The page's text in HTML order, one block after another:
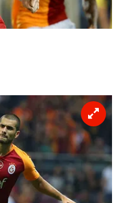
Kanunu uyarınca
okumak ve sitemizde